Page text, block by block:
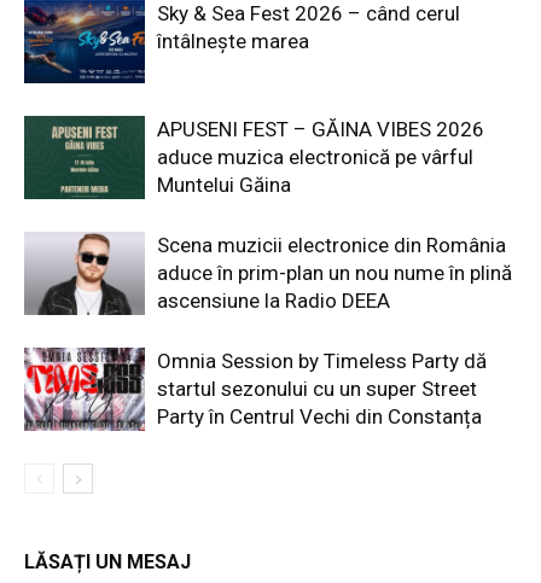
Sky & Sea Fest 2026 – când cerul
întâlnește marea
APUSENI FEST – GĂINA VIBES 2026
aduce muzica electronică pe vârful
Muntelui Găina
Scena muzicii electronice din România
aduce în prim-plan un nou nume în plină
ascensiune la Radio DEEA
Omnia Session by Timeless Party dă
startul sezonului cu un super Street
Party în Centrul Vechi din Constanța
LĂSAȚI UN MESAJ